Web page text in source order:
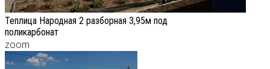
Теплица Народная 2 разборная 3,95м под
поликарбонат
zoom